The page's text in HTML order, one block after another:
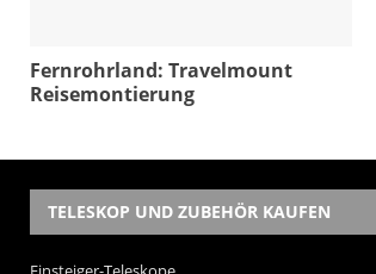
Fernrohrland: Travelmount
Reisemontierung
TELESKOP UND ZUBEHÖR KAUFEN